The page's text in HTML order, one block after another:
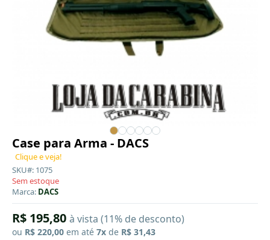
Case para Arma - DACS
Clique e veja!
SKU#: 1075
Sem estoque
Marca: DACS
R$ 195,80 à vista (11% de desconto)
ou R$ 220,00 em até 7x de R$ 31,43